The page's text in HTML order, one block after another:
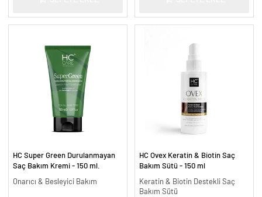
HC Super Green Durulanmayan
Saç Bakım Kremi - 150 ml.
Onarıcı & Besleyici Bakım
HC Ovex Keratin & Biotin Saç
Bakım Sütü - 150 ml
Keratin & Biotin Destekli Saç
Bakım Sütü